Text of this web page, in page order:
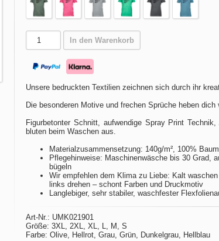
In den Warenkorb
Unsere bedruckten Textilien zeichnen sich durch ihr
Die besonderen Motive und frechen Sprüche heben
Figurbetonter Schnitt, aufwendige Spray Print
bluten beim Waschen aus.
Materialzusammensetzung: 140g/m², 100%
Pflegehinweise: Maschinenwäsche bis 30 Grad,
bügeln
Wir empfehlen dem Klima zu Liebe: Kalt
links drehen – schont Farben und Druckmotiv
Langlebiger, sehr stabiler, waschfester
Art-Nr.: UMK021901
Größe: 3XL, 2XL, XL, L, M, S
Farbe: Olive, Hellrot, Grau, Grün, Dunkelgrau, Hellblau